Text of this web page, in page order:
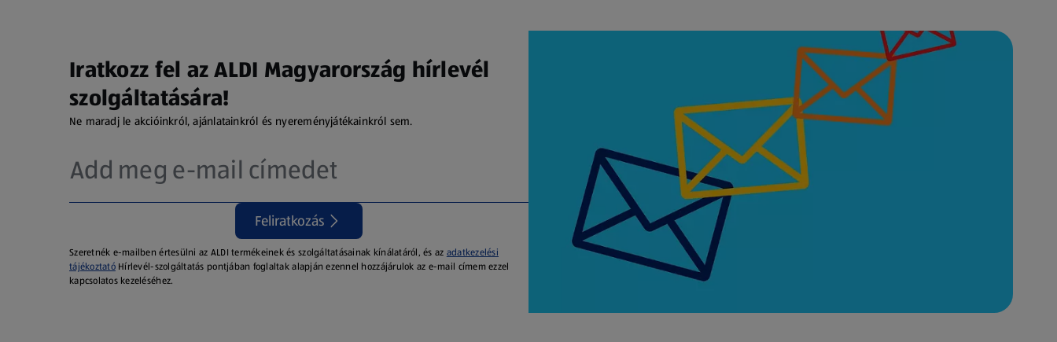
Iratkozz fel az ALDI Magyarország hírlevél
szolgáltatására!
Ne maradj le akcióinkról, ajánlatainkról és nyereményjátékainkról sem.
Feliratkozás
Szeretnék e-mailben értesülni az ALDI termékeinek és szolgáltatásainak kínálatáról, és az adatkezelési
tájékoztatóHírlevél-szolgáltatás pontjában foglaltak alapján ezennel hozzájárulok az e-mail címem ezzel
kapcsolatos kezeléséhez.